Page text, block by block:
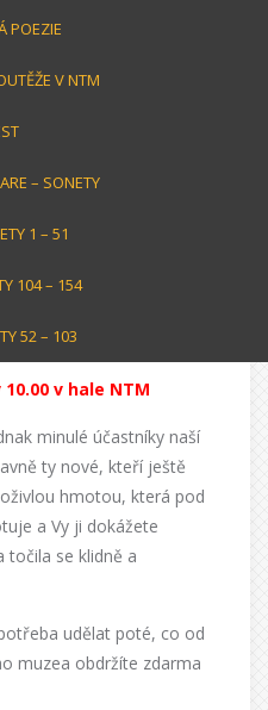
POEZIE
V NTM
– SONETY
1 – 51
104 – 154
52 – 103
termíny
na úvod:
v učebně NTM
v hale NTM
minulé účastníky naší
ty nové, kteří ještě
hmotou, která pod
a Vy ji dokážete
točila se klidně a
udělat poté, co od
muzea obdržíte zdarma